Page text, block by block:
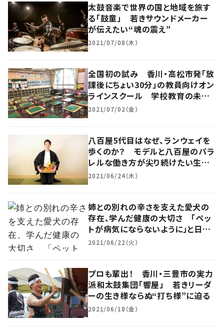
太鼓音楽で世界の国と地域を旅す
る「鼓童」 若きサウンドメーカー
が伝えたい“魂の震え”
2021/07/08（木）
全国初の試み 香川・高松市発「放
課後にちょい30分」の教員向けオン
ラインスクール 学校教育の未来
に必要なこととは？
2021/07/02（金）
八百屋5代目はなぜ、ランウェイを
歩くのか？ モデルと八百屋のパラ
レルな働き方が尖り続けたい生き
方の答え
2021/06/24（木）
姉との別れの辛さを支えた愛犬の
存在、学んだ健康の大切さ 「ペッ
トが病気にならないように」と日々
奔走
2021/06/22（火）
プロも輩出！ 香川・三豊市の実力
派和太鼓集団「響屋」 若きリーダ
ーの生き様ならぬ“打ち様”に迫る
2021/06/18（金）